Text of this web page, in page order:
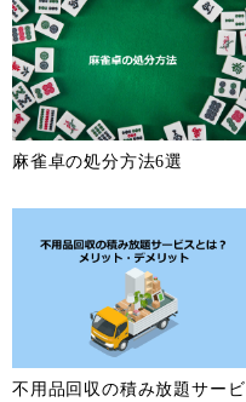
麻雀卓の処分方法6選
不用品回収の積み放題サービ